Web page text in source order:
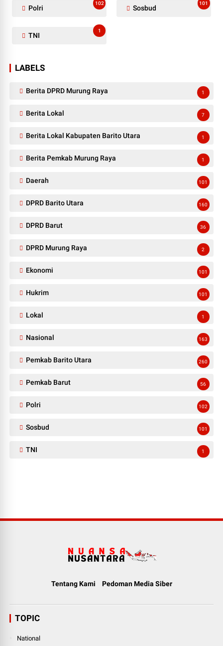
Polri
102
Sosbud
101
TNI
1
LABELS
Berita DPRD Murung Raya 1
Berita Lokal 7
Berita Lokal Kabupaten Barito Utara 1
Berita Pemkab Murung Raya 1
Daerah 101
DPRD Barito Utara 160
DPRD Barut 36
DPRD Murung Raya 2
Ekonomi 101
Hukrim 101
Lokal 1
Nasional 163
Pemkab Barito Utara 260
Pemkab Barut 56
Polri 102
Sosbud 101
TNI 1
Tentang Kami Pedoman Media Siber
TOPIC
National